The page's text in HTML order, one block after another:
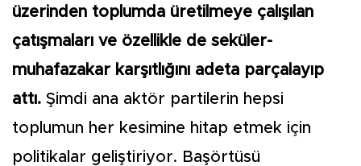
üzerinden toplumda üretilmeye çalışılan
çatışmaları ve özellikle de seküler-
muhafazakar karşıtlığını adeta parçalayıp
attı. Şimdi ana aktör partilerin hepsi
toplumun her kesimine hitap etmek için
politikalar geliştiriyor. Başörtüsü